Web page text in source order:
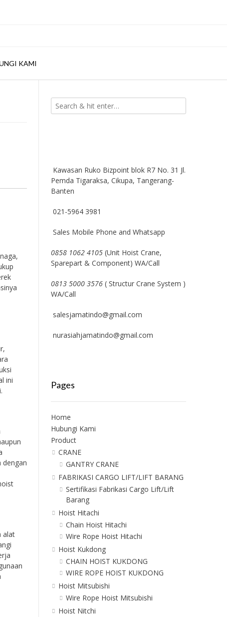
KAMI
ini
dengan
alat
Kawasan Ruko Bizpoint blok R7 No. 31 Jl.
Pemda Tigaraksa, Cikupa, Tangerang-
Banten
021-5964 3981
Sales Mobile Phone and Whatsapp
0858 1062 4105(Unit Hoist Crane,
Sparepart & Component) WA/Call
0813 5000 3576( Structur Crane System )
WA/Call
salesjamatindo@gmail.com
nurasiahjamatindo@gmail.com
Pages
Home
Hubungi Kami
Product
CRANE
GANTRY CRANE
FABRIKASI CARGO LIFT/LIFT BARANG
Sertifikasi Fabrikasi Cargo Lift/Lift
Barang
Hoist Hitachi
Chain Hoist Hitachi
Wire Rope Hoist Hitachi
Hoist Kukdong
CHAIN HOIST KUKDONG
WIRE ROPE HOIST KUKDONG
Hoist Mitsubishi
Wire Rope Hoist Mitsubishi
Hoist Nitchi